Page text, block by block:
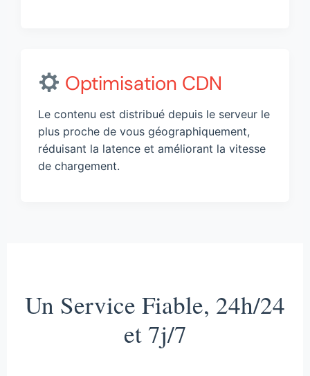
Optimisation CDN
Le contenu est distribué depuis le serveur le
plus proche de vous géographiquement,
réduisant la latence et améliorant la vitesse
de chargement.
Un Service Fiable, 24h/24
et 7j/7